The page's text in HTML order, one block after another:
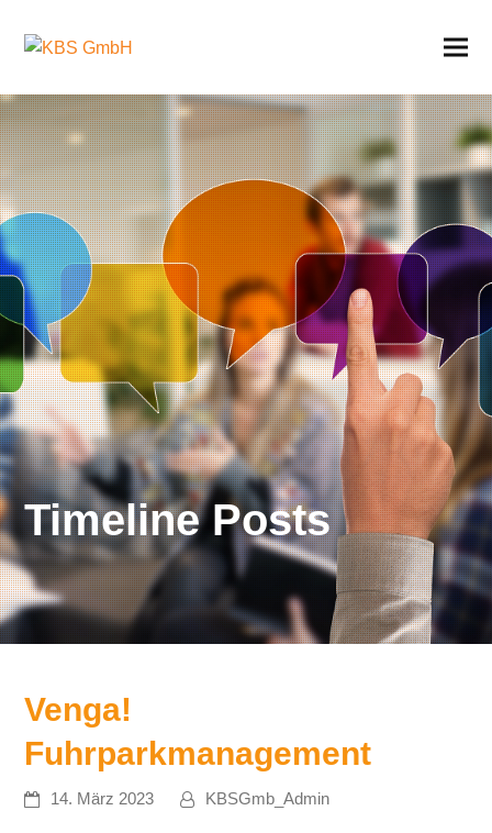
Timeline Posts
Venga!
Fuhrparkmanagement
14. März 2023 KBSGmb_Admin